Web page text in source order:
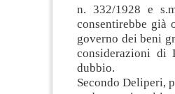
n. 332/1928 e
consentirebbe già
governo dei beni
considerazioni di
dubbio.
Secondo Deliperi,